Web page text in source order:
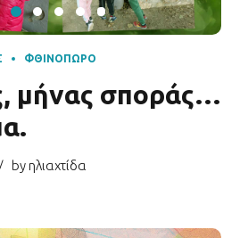
ΦΘΙΝΌΠΩΡΟ
μήνας σποράς…
by ηλιαχτίδα